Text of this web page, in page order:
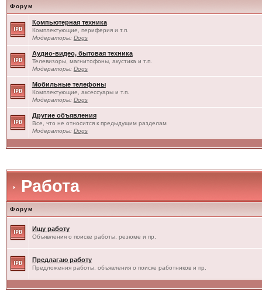
Форум
Компьютерная техника
Комплектующие, периферия и т.п.
Модераторы: Dogs
Аудио-видео, бытовая техника
Телевизоры, магнитофоны, акустика и т.п.
Модераторы: Dogs
Мобильные телефоны
Комплектующие, аксессуары и т.п.
Модераторы: Dogs
Другие объявления
Все, что не относится к предыдущим разделам
Модераторы: Dogs
Работа
Форум
Ищу работу
Объявления о поиске работы, резюме и пр.
Предлагаю работу
Предложения работы, объявления о поиске работников и пр.